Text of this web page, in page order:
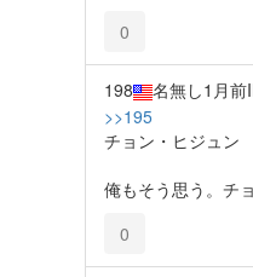
0
198 名無し1月前
>>195
チョン・ヒジュ
俺もそう思う。チ
0